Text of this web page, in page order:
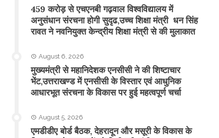
459 करोड़ से एचएनबी गढ़वाल विश्वविद्यालय में
अनुसंधान संरचना होगी सुदृढ,उच्च शिक्षा मंत्री धन सिंह
रावत ने नवनियुक्त केन्द्रीय शिक्षा मंत्री से की मुलाकात
August 6, 2026
मुख्यमंत्री से महानिदेशक एनसीसी ने की शिष्टाचार
भेंट,उत्तराखण्ड में एनसीसी के विस्तार एवं आधुनिक
आधारभूत संरचना के विकास पर हुई महत्वपूर्ण चर्चा
August 5, 2026
एमडीडीए बोर्ड बैठक, देहरादून और मसूरी के विकास के